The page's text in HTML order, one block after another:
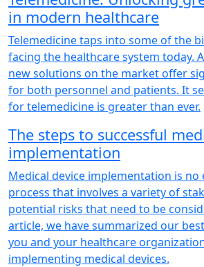
in modern healthcare
Telemedicine taps into some of the
facing the healthcare system today.
new solutions on the market offer
for both personnel and patients. It
for telemedicine is greater than ever.
The steps to successful
implementation
Medical device implementation is no
process that involves a variety of
potential risks that need to be
article, we have summarized our
you and your healthcare
implementing medical devices.